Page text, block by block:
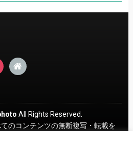
home
All Rights Reserved.
のコンテンツの無断複写・転載を